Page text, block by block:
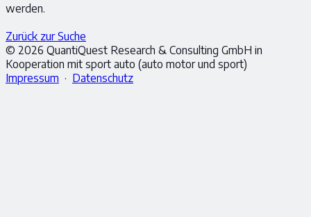
werden.
Zurück zur Suche
© 2026 QuantiQuest Research & Consulting GmbH in
Kooperation mit sport auto (auto motor und sport)
Impressum · Datenschutz